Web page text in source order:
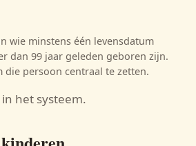
wie minstens één levensdatum
dan 99 jaar geleden geboren zijn.
die persoon centraal te zetten.
het systeem.